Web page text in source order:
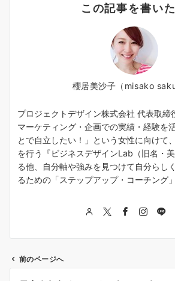
この記事を書い
櫻居美沙子（misako
プロジェクトデザイン株式会社 代表取
マーケティング・企画での実績・経験を
とで自立したい！」という女性に向けて
を行う『ビジネスデザインLab（旧名・
る他、自分軸や強みを見つけて自分らし
るための「ステップアップ・コーチング」
投
前のページへ